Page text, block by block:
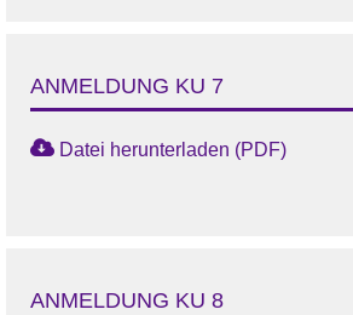
ANMELDUNG KU 7
Datei herunterladen (PDF)
ANMELDUNG KU 8